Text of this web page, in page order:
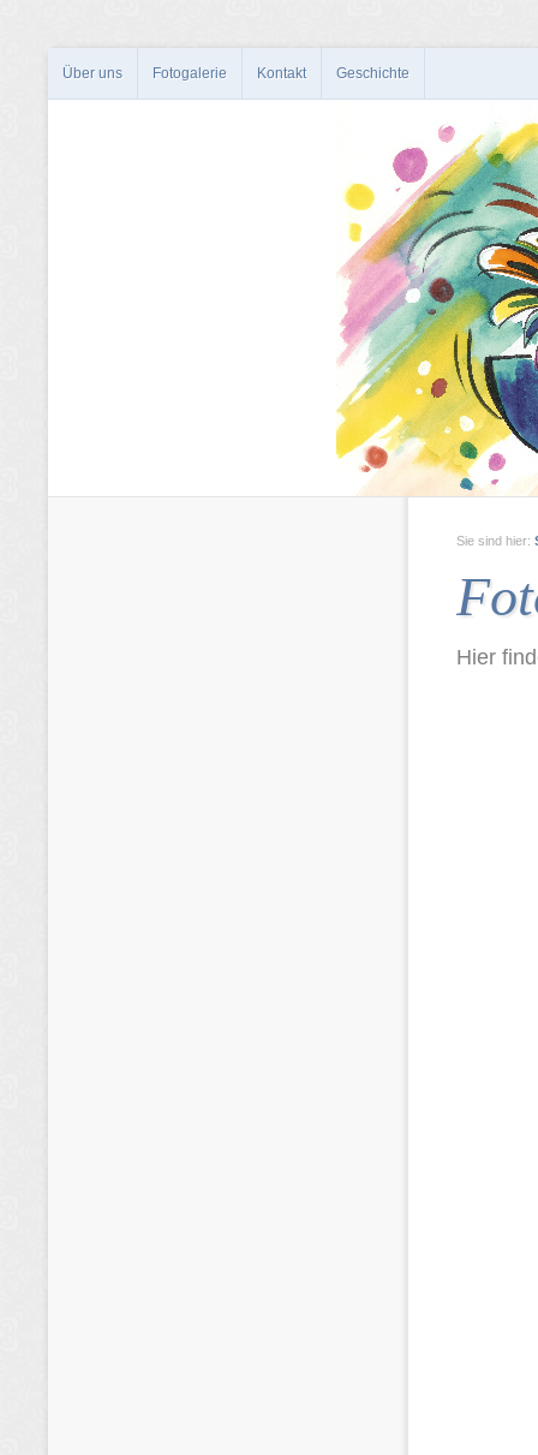
Über uns Fotogalerie Kontakt Geschichte
Sie sind hier:
Hier